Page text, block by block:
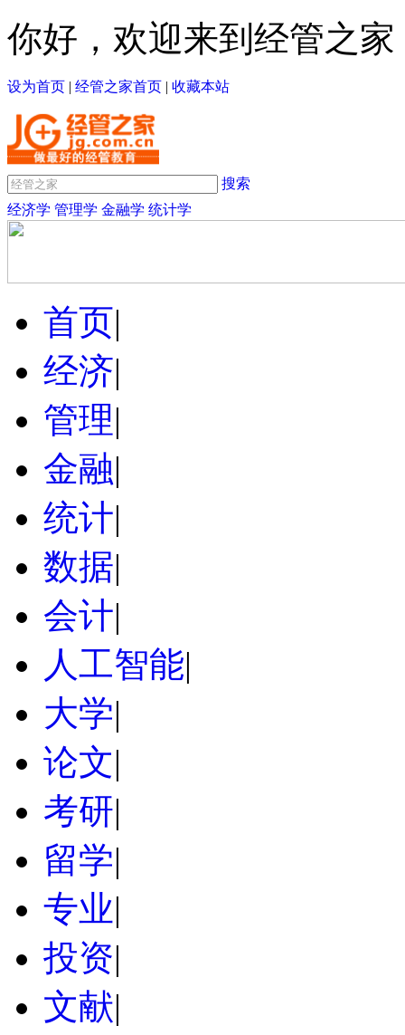
你好，欢迎来到经管之家
设为首页 | 经管之家首页 | 收藏本站
搜索
经济学 管理学 金融学 统计学
首页|
经济|
管理|
金融|
统计|
数据|
会计|
人工智能|
大学|
论文|
考研|
留学|
专业|
投资|
文献|